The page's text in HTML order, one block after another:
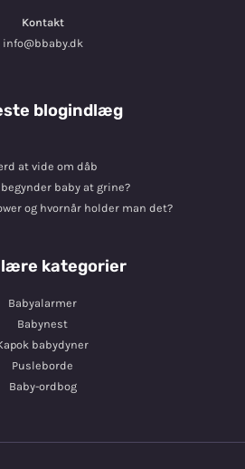
Kontakt
info@bbaby.dk
blogindlæg
at vide om dåb
baby at grine?
og hvornår holder man det?
kategorier
Babyalarmer
Babynest
babydyner
Pusleborde
Baby-ordbog